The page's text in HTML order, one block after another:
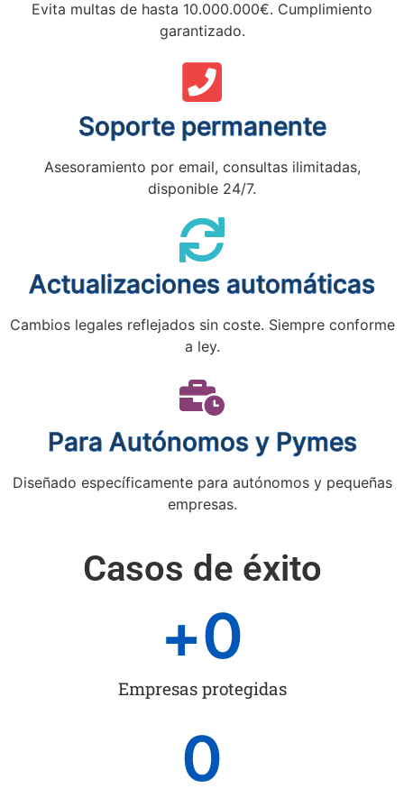
Evita multas de hasta 10.000.000€. Cumplimiento
garantizado.
Soporte permanente
Asesoramiento por email, consultas ilimitadas,
disponible 24/7.
Actualizaciones automáticas
Cambios legales reflejados sin coste. Siempre conforme
a ley.
Para Autónomos y Pymes
Diseñado específicamente para autónomos y pequeñas
empresas.
Casos de éxito
Empresas protegidas
+0
0